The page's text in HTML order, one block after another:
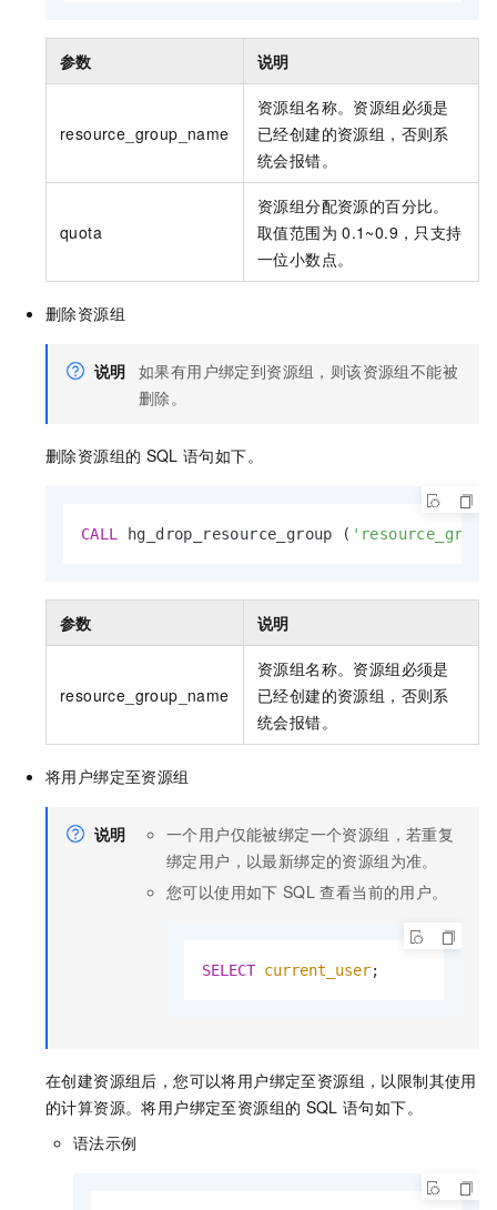
参数 说明
resource_group_name
资源组名称。资源组必须是
已经创建的资源组，否则系
统会报错。
quota
资源组分配资源的百分比。
取值范围为 0.1~0.9，只支持
一位小数点。
删除资源组
说明 如果有用户绑定到资源组，则该资源组不能被
删除。
删除资源组的 SQL 语句如下。
CALL hg_drop_resource_group (
参数 说明
resource_group_name
资源组名称。资源组必须是
已经创建的资源组，否则系
统会报错。
将用户绑定至资源组
说明
一个用户仅能被绑定一个资源组，若重复
绑定用户，以最新绑定的资源组为准。
您可以使用如下 SQL 查看当前的用户。
SELECT current_user;
在创建资源组后，您可以将用户绑定至资源组，以限制其使用
的计算资源。将用户绑定至资源组的 SQL 语句如下。
语法示例